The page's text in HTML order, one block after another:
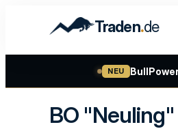
Traden.de
NEU
BO